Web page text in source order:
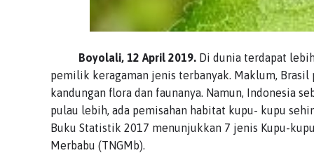
Boyolali, 12 April 2019. Di dunia terdapat
pemilik keragaman jenis terbanyak. Maklum,
kandungan flora dan faunanya. Namun, Indonesia
pulau lebih, ada pemisahan habitat kupu- kupu
Buku Statistik 2017 menunjukkan 7 jenis Kupu-
Merbabu (TNGMb).